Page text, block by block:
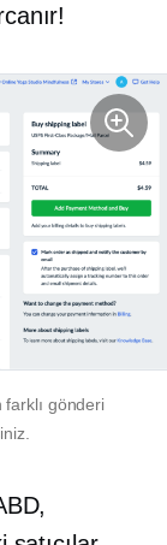
farklı gönderi